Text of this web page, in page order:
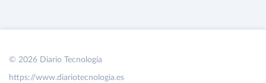
© 2026 Diario Tecnología
https://www.diariotecnologia.es